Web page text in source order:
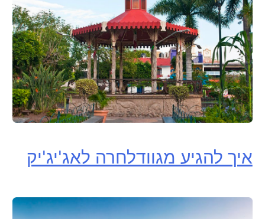
איך להגיע מגוודלחרה לאג'יג'יק